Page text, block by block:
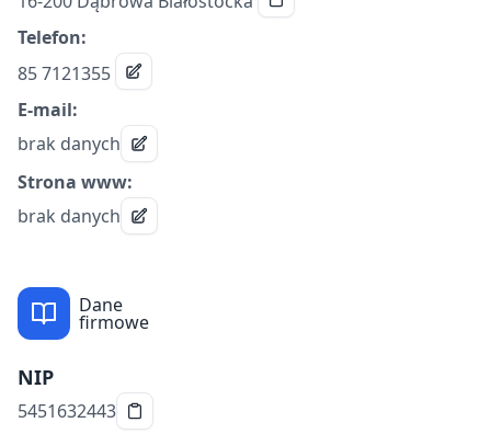
Telefon:
85 7121355
E-mail:
brak danych
Strona www:
brak danych
Dane
firmowe
NIP
5451632443